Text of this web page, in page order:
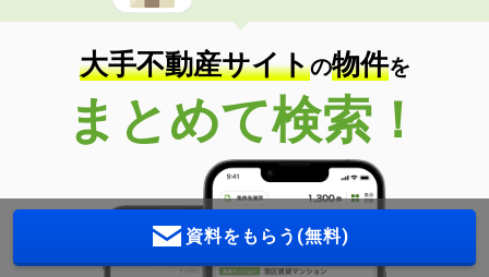
大手不動産サイトの物件を
まとめて検索！
資料をもらう(無料)